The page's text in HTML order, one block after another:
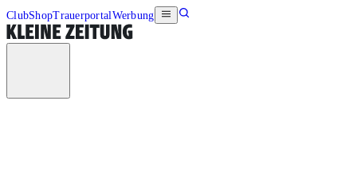
ClubShopTrauerportalWerbung